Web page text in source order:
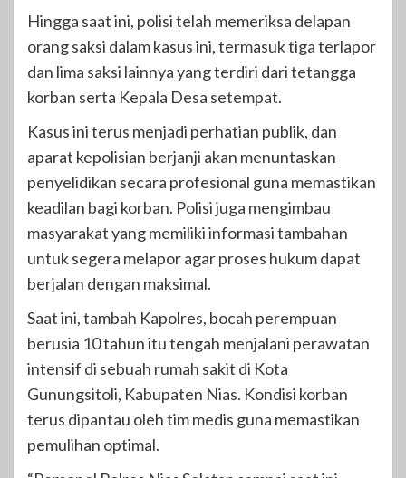
Hingga saat ini, polisi telah memeriksa delapan
orang saksi dalam kasus ini, termasuk tiga terlapor
dan lima saksi lainnya yang terdiri dari tetangga
korban serta Kepala Desa setempat.
Kasus ini terus menjadi perhatian publik, dan
aparat kepolisian berjanji akan menuntaskan
penyelidikan secara profesional guna memastikan
keadilan bagi korban. Polisi juga mengimbau
masyarakat yang memiliki informasi tambahan
untuk segera melapor agar proses hukum dapat
berjalan dengan maksimal.
Saat ini, tambah Kapolres, bocah perempuan
berusia 10 tahun itu tengah menjalani perawatan
intensif di sebuah rumah sakit di Kota
Gunungsitoli, Kabupaten Nias. Kondisi korban
terus dipantau oleh tim medis guna memastikan
pemulihan optimal.